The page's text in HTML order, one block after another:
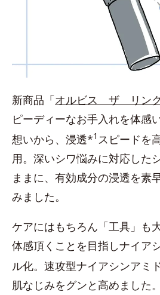
新商品「オルビス ザ リン
ピーディーなお手入れを体感
想いから、浸透*1 スピードを
用。深いシワ悩みに対応した
ままに、有効成分の浸透を素
みました。
ケアにはもちろん「工具」も
体感頂くことを目指しナイア
ル化。速攻型ナイアシンアミ
肌なじみをグンと高めました。